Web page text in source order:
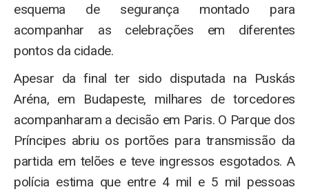
esquema de segurança montado para
acompanhar as celebrações em diferentes
pontos da cidade.
Apesar da final ter sido disputada na Puskás
Aréna, em Budapeste, milhares de torcedores
acompanharam a decisão em Paris. O Parque dos
Príncipes abriu os portões para transmissão da
partida em telões e teve ingressos esgotados. A
polícia estima que entre 4 mil e 5 mil pessoas